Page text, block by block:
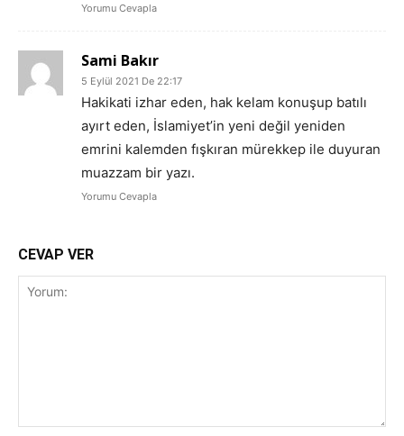
Yorumu Cevapla
Sami Bakır
5 Eylül 2021 De 22:17
Hakikati izhar eden, hak kelam konuşup batılı
ayırt eden, İslamiyet’in yeni değil yeniden
emrini kalemden fışkıran mürekkep ile duyuran
muazzam bir yazı.
Yorumu Cevapla
CEVAP VER